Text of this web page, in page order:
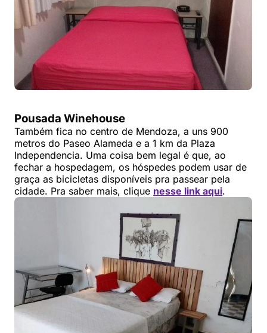
Pousada Winehouse
Também fica no centro de Mendoza, a uns 900
metros do Paseo Alameda e a 1 km da Plaza
Independencia. Uma coisa bem legal é que, ao
fechar a hospedagem, os hóspedes podem usar de
graça as bicicletas disponíveis pra passear pela
cidade. Pra saber mais, clique nesse link aqui.